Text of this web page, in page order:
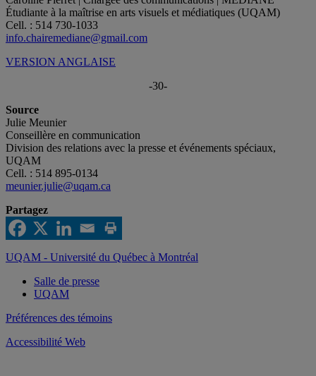
Étudiante à la maîtrise en arts visuels et médiatiques (UQAM)
Cell. : 514 730-1033
info.chairemediane@gmail.com
VERSION ANGLAISE
-30-
Source
Julie Meunier
Conseillère en communication
Division des relations avec la presse et événements spéciaux,
UQAM
Cell. : 514 895-0134
meunier.julie@uqam.ca
Partagez
UQAM - Université du Québec à Montréal
Salle de presse
UQAM
Préférences des témoins
Accessibilité Web